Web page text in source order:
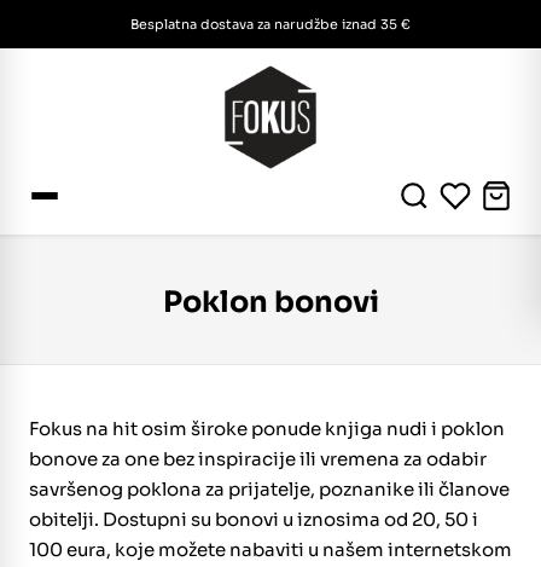
Besplatna dostava za narudžbe iznad 35 €
Poklon bonovi
Fokus na hit osim široke ponude knjiga nudi i poklon
bonove za one bez inspiracije ili vremena za odabir
savršenog poklona za prijatelje, poznanike ili članove
obitelji. Dostupni su bonovi u iznosima od 20, 50 i
100 eura, koje možete nabaviti u našem internetskom